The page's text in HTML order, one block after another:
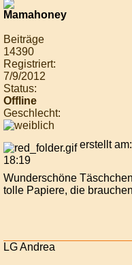
Beiträge
14390
Registriert:
7/9/2012
Status:
Offline
Geschlecht:
erstellt
18:19
Wunderschöne
tolle Papiere, die
LG Andrea